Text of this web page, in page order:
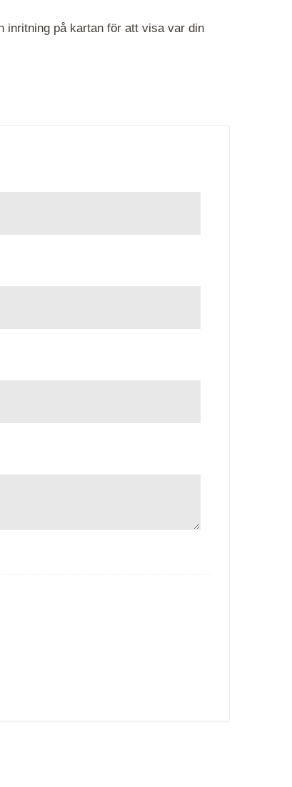
inritning på kartan för att visa var din